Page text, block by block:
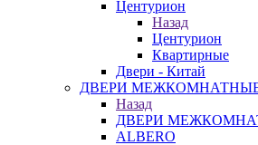
Центурион
Назад
Центурион
Квартирные
Двери - Китай
ДВЕРИ
Назад
ДВЕРИ
ALBERO